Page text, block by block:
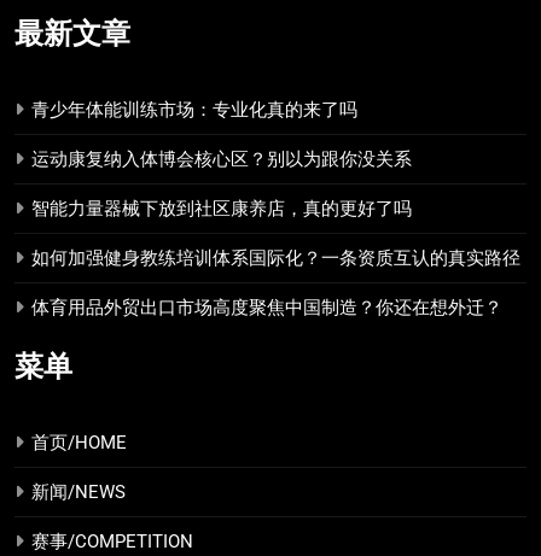
最新文章
青少年体能训练市场：专业化真的来了吗
运动康复纳入体博会核心区？别以为跟你没关系
智能力量器械下放到社区康养店，真的更好了吗
如何加强健身教练培训体系国际化？一条资质互认的真实路径
体育用品外贸出口市场高度聚焦中国制造？你还在想外迁？
菜单
首页/HOME
新闻/NEWS
赛事/COMPETITION